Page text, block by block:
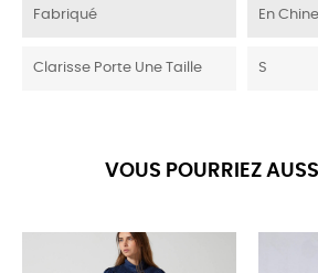
Fabriqué En Chine
Clarisse Porte Une Taille S
VOUS POURRIEZ